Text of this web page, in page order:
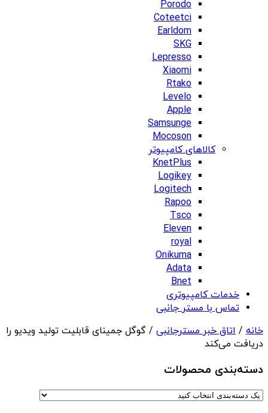
Porodo
Coteetci
Earldom
SKG
Lepresso
Xiaomi
Rtako
Levelo
Apple
Samsunge
Mocoson
کالاهای کامپیوتر
KnetPlus
Logikey
Logitech
Rapoo
Tsco
Eleven
royal
Onikuma
Adata
Bnet
خدمات کامپیوتری
تماس با مستر جانبی
خانه / اتاق خبر مسترجانبی / گوگل جمینای قابلیت تولید ویدیو را
دریافت می‌کند
دسته‌بندی‌ محصولات